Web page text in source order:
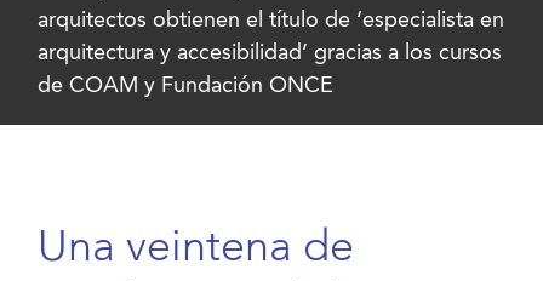
arquitectos obtienen el título de ‘especialista en
arquitectura y accesibilidad’ gracias a los cursos
de COAM y Fundación ONCE
Una veintena de